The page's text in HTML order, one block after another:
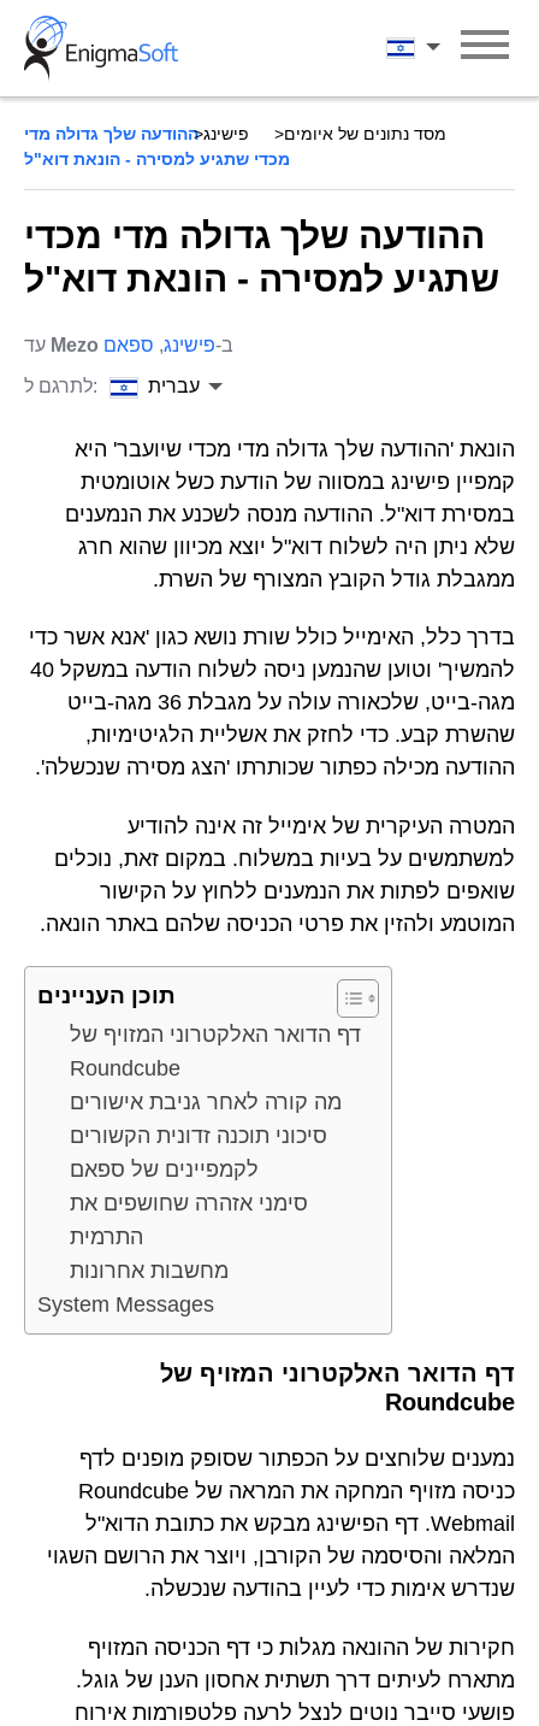
Skip
content
עברית
מסד נתונים של איומים פישינג ההודעה שלך גדולה מדי
מכדי שתגיע למסירה - הונאת דוא"ל
ההודעה שלך גדולה מדי מכדי
שתגיע למסירה - הונאת דוא"ל
Mezo ב-פישינג, ספאם
לתרגם ל:
עברית
הונאת 'ההודעה שלך גדולה מדי מכדי שיועבר' היא
קמפיין פישינג במסווה של הודעת כשל אוטומטית
במסירת דוא"ל. ההודעה מנסה לשכנע את הנמענים
שלא ניתן היה לשלוח דוא"ל יוצא מכיוון שהוא חרג
ממגבלת גודל הקובץ המצורף של השרת.
בדרך כלל, האימייל כולל שורת נושא כגון 'אנא אשר כדי
להמשיך' וטוען שהנמען ניסה לשלוח הודעה במשקל 40
מגה-בייט, שלכאורה עולה על מגבלת 36 מגה-בייט
שהשרת קבע. כדי לחזק את אשליית הלגיטימיות,
ההודעה מכילה כפתור שכותרתו 'הצג מסירה שנכשלה'.
המטרה העיקרית של אימייל זה אינה להודיע
למשתמשים על בעיות במשלוח. במקום זאת, נוכלים
שואפים לפתות את הנמענים ללחוץ על הקישור
המוטמע ולהזין את פרטי הכניסה שלהם באתר הונאה.
תוכן העניינים
דף הדואר האלקטרוני המזויף של
Roundcube
מה קורה לאחר גניבת אישורים
סיכוני תוכנה זדונית הקשורים
לקמפיינים של ספאם
סימני אזהרה שחושפים את
התרמית
מחשבות אחרונות
System Messages
דף הדואר האלקטרוני המזויף של
Roundcube
נמענים שלוחצים על הכפתור שסופק מופנים לדף
כניסה מזויף המחקה את המראה של Roundcube
Webmail. דף הפישינג מבקש את כתובת הדוא"ל
המלאה והסיסמה של הקורבן, ויוצר את הרושם השגוי
שנדרש אימות כדי לעיין בהודעה שנכשלה.
חקירות של ההונאה מגלות כי דף הכניסה המזויף
מתארח לעיתים דרך תשתית אחסון הענן של גוגל.
פושעי סייבר נוטים לנצל לרעה פלטפורמות אירוח